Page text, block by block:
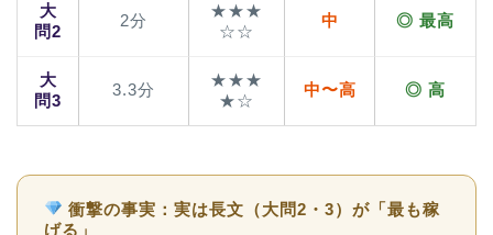
大
問2
2分
★★★
☆☆
中 ◎ 最高
大
問3
3.3分
★★★
★☆
中〜高 ◎ 高
衝撃の事実：実は長文（大問2・3）が「最も稼
げる」